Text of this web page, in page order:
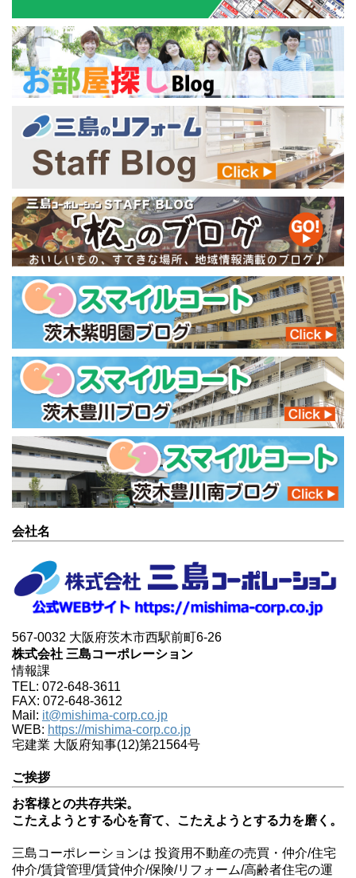
会社名
567-0032 大阪府茨木市西駅前町6-26
株式会社 三島コーポレーション
情報課
TEL: 072-648-3611
FAX: 072-648-3612
Mail: it@mishima-corp.co.jp
WEB: https://mishima-corp.co.jp
宅建業 大阪府知事(12)第21564号
ご挨拶
お客様との共存共栄。
こたえようとする心を育て、こたえようとする力を磨く。
三島コーポレーションは 投資用不動産の売買・仲介/住宅
仲介/賃貸管理/賃貸仲介/保険/リフォーム/高齢者住宅の運